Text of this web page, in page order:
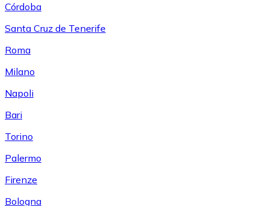
Córdoba
Santa Cruz de Tenerife
Roma
Milano
Napoli
Bari
Torino
Palermo
Firenze
Bologna